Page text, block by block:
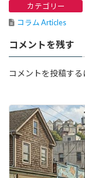
カテゴリー
コラム Articles
コメントを残す
コメントを投稿する